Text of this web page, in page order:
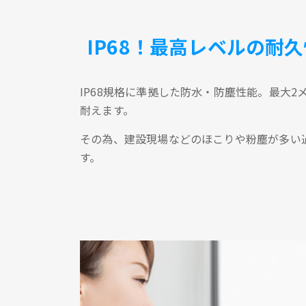
IP68！最高レベルの耐
IP68規格に準拠した防水・防塵性能。最大2
耐えます。
その為、建設現場などのほこりや粉塵が多
す。